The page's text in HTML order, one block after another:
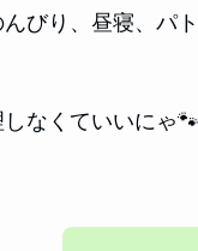
びり、昼寝、パ
なくていいにゃ